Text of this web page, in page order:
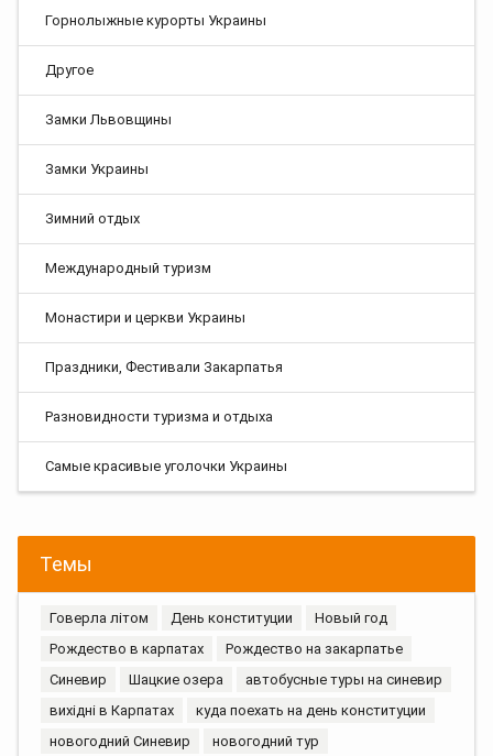
Горнолыжные курорты Украины
Другое
Замки Львовщины
Замки Украины
Зимний отдых
Международный туризм
Монастири и церкви Украины
Праздники, Фестивали Закарпатья
Разновидности туризма и отдыха
Самые красивые уголочки Украины
Темы
Говерла літом День конституции
Новый год
Рождество в карпатах
Рождество на закарпатье
Синевир
Шацкие озера
автобусные туры на синевир
вихідні в Карпатах
куда поехать на день конституции
новогодний Синевир
новогодний тур